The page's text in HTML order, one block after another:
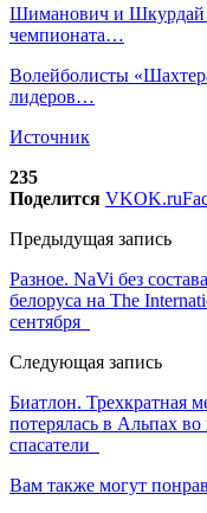
Шиманович и Шкурдай
чемпионата…
Волейболисты
лидеров…
Источник
235
Поделится VKOK.ru
Предыдущая запись
Разное. NaVi без
белоруса на The
сентября
Следующая запись
Биатлон. Трехкратная
потерялась в Альпах
спасатели
Вам также могут